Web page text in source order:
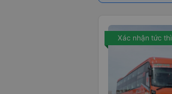
Xác nhận tức thì